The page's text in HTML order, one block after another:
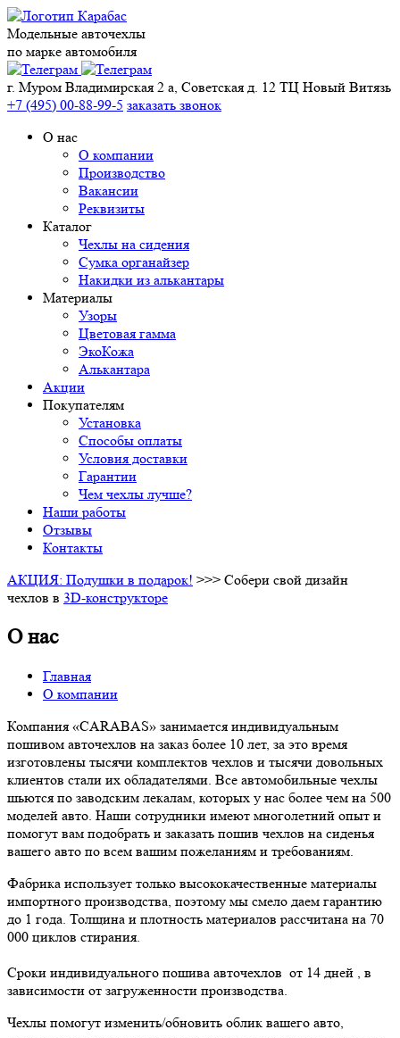
Модельные авточехлы
по марке автомобиля
г. Муром Владимирская 2 а, Советская д. 12 ТЦ Новый Витязь
+7 (495) 00-88-99-5 заказать звонок
О нас
О компании
Производство
Вакансии
Реквизиты
Каталог
Чехлы на сидения
Сумка органайзер
Накидки из алькантары
Материалы
Узоры
Цветовая гамма
ЭкоКожа
Алькантара
Акции
Покупателям
Установка
Способы оплаты
Условия доставки
Гарантии
Чем чехлы лучше?
Наши работы
Отзывы
Контакты
АКЦИЯ: Подушки в подарок! >>> Собери свой дизайн
чехлов в 3D-конструкторе
О нас
Главная
О компании
Компания «СARABAS» занимается индивидуальным
пошивом авточехлов на заказ более 10 лет, за это время
изготовлены тысячи комплектов чехлов и тысячи довольных
клиентов стали их обладателями. Все автомобильные чехлы
шьются по заводским лекалам, которых у нас более чем на 500
моделей авто. Наши сотрудники имеют многолетний опыт и
помогут вам подобрать и заказать пошив чехлов на сиденья
вашего авто по всем вашим пожеланиям и требованиям.
Фабрика использует только высококачественные материалы
импортного производства, поэтому мы смело даем гарантию
до 1 года. Толщина и плотность материалов рассчитана на 70
000 циклов стирания.
Сроки индивидуального пошива авточехлов от 14 дней , в
зависимости от загруженности производства.
Чехлы помогут изменить/обновить облик вашего авто,